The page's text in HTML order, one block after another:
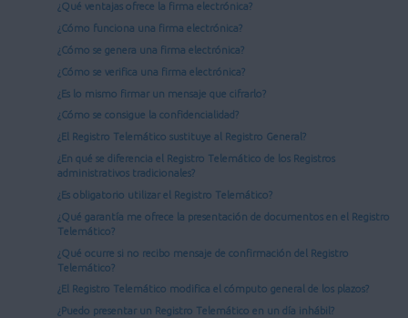
¿Qué ventajas ofrece la firma electrónica?
¿Cómo funciona una firma electrónica?
¿Cómo se genera una firma electrónica?
¿Cómo se verifica una firma electrónica?
¿Es lo mismo firmar un mensaje que cifrarlo?
¿Cómo se consigue la confidencialidad?
¿El Registro Telemático sustituye al Registro General?
¿En qué se diferencia el Registro Telemático de los Registros
administrativos tradicionales?
¿Es obligatorio utilizar el Registro Telemático?
¿Qué garantía me ofrece la presentación de documentos en el Registro
Telemático?
¿Qué ocurre si no recibo mensaje de confirmación del Registro
Telemático?
¿El Registro Telemático modifica el cómputo general de los plazos?
¿Puedo presentar un Registro Telemático en un día inhábil?